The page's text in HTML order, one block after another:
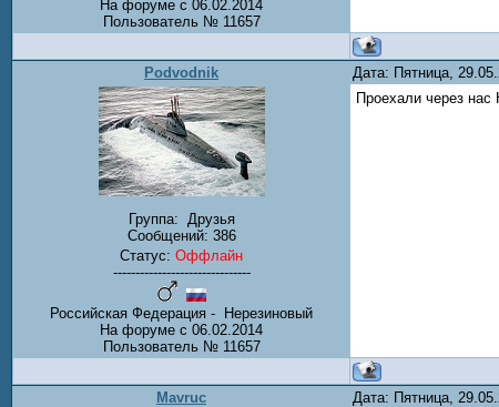
На форуме с 06.02.2014
Пользователь № 11657
Podvodnik Дата: Пятница,
Группа: Друзья
Сообщений: 386
Статус: Оффлайн
-------------------------------
Российская Федерация - Нерезиновый
На форуме с 06.02.2014
Пользователь № 11657
Проехали через
Mavruc Дата: Пятница,